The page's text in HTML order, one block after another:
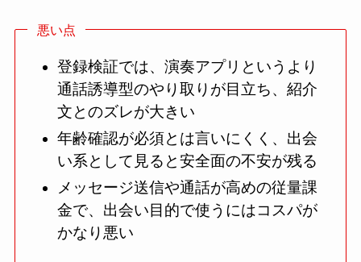
悪い点
登録検証では、演奏アプリというより
通話誘導型のやり取りが目立ち、紹介
文とのズレが大きい
年齢確認が必須とは言いにくく、出会
い系として見ると安全面の不安が残る
メッセージ送信や通話が高めの従量課
金で、出会い目的で使うにはコスパが
かなり悪い